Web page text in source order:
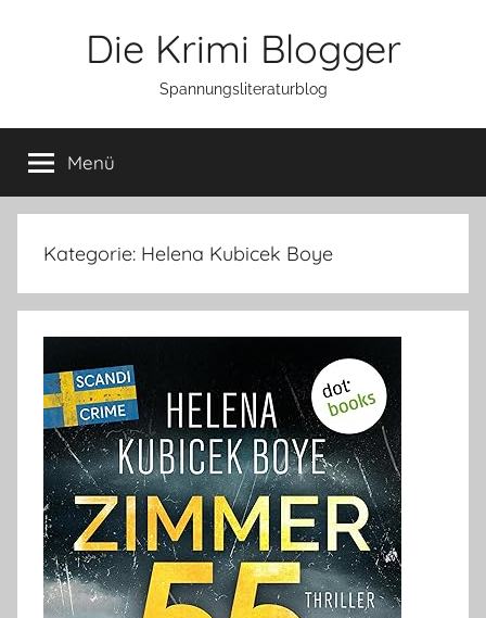
Die Krimi Blogger
Spannungsliteraturblog
Menü
Kategorie: Helena Kubicek Boye